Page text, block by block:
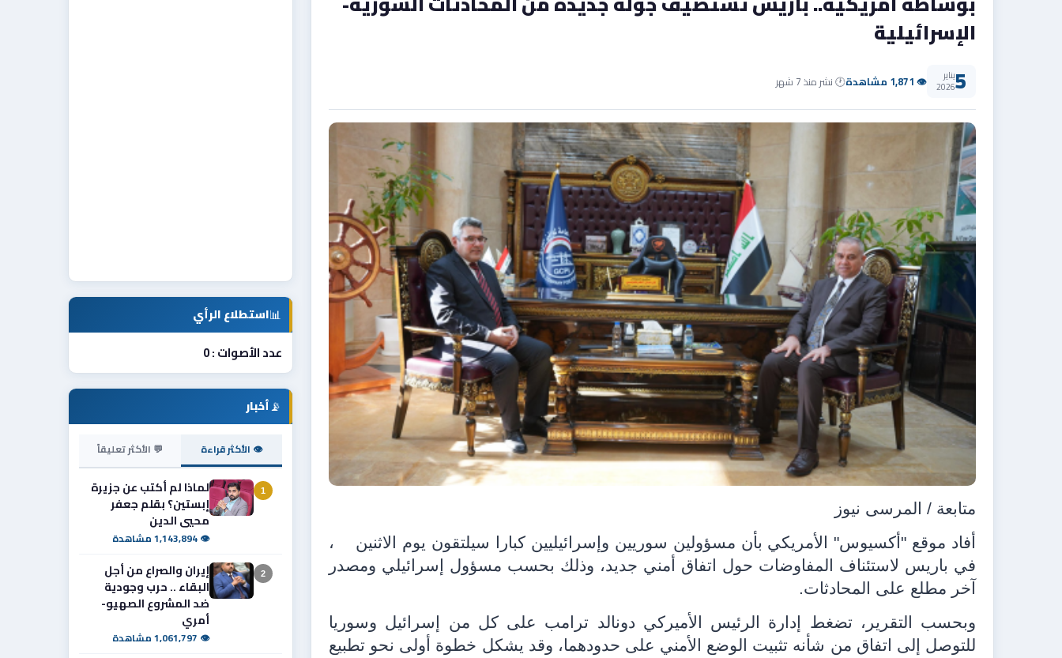
الإسرائيلية
5يناير
2026 👁 1,871 مشاهدة 🕐 نشر منذ 7 شهر
متابعة / المرسى نيوز
أفاد موقع "أكسيوس" الأمريكي بأن مسؤولين سوريين وإسرائيليين كبارا سيلتقون يوم الاثنين
،
في باريس لاستئناف المفاوضات حول اتفاق أمني جديد، وذلك بحسب مسؤول إسرائيلي ومصدر
آخر مطلع على المحادثات.
وبحسب التقرير، تضغط إدارة الرئيس الأميركي دونالد ترامب على كل من إسرائيل وسوريا
للتوصل إلى اتفاق من شأنه تثبيت الوضع الأمني على حدودهما، وقد يشكل خطوة أولى نحو تطبيع
📊استطلاع الرأي
عدد الأصوات : 0
📡أخبار
👁 الأكثر قراءة 💬 الأكثر تعليقاً
1
لماذا لم أكتب عن جزيرة
إبستين؟ بقلم جعفر
محيي الدين
👁 1,143,894 مشاهدة
2
إيران والصراع من أجل
البقاء .. حرب وجودية
ضد المشروع الصهيو-
أمري
👁 1,061,797 مشاهدة